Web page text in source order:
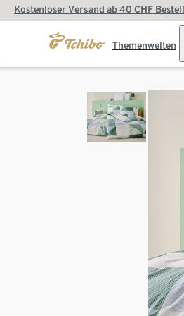
Kostenloser Versand ab 40 CHF
Themenwelten